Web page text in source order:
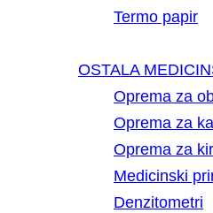
Termo papir
OSTALA
Oprema za
Oprema za
Oprema za
Medicinski
Denzitometri